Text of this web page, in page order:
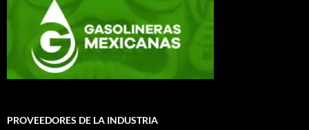
PROVEEDORES DE LA INDUSTRIA